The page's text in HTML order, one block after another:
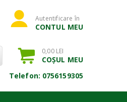
Autentificare în
CONTUL MEU
0,00 LEI
COȘUL MEU
Telefon: 0756159305